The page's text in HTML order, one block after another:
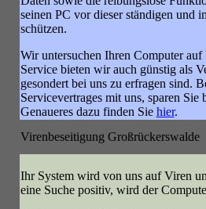
seinen PC vor dieser ständigen und
schützen.
Wir untersuchen Ihren Computer
Service bieten wir auch günstig als
gesondert bei uns zu erfragen sind.
Servicevertrages mit uns, sparen
Genaueres dazu finden Sie hier.
Virenbeseitigung Großrückerswalde
Ihr System wird von uns auf Viren
eine Suche positiv, wird der